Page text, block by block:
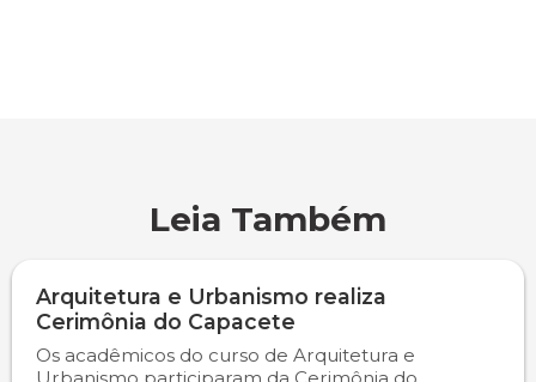
Leia Também
Arquitetura e Urbanismo realiza
Cerimônia do Capacete
Os acadêmicos do curso de Arquitetura e